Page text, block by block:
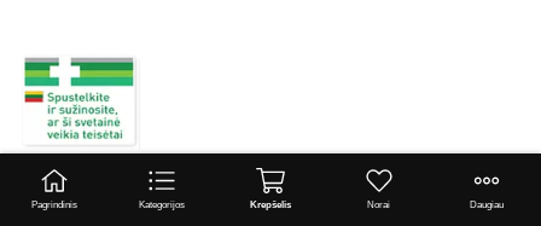
Pagrindinis Kategorijos Krepšelis Norai Daugiau